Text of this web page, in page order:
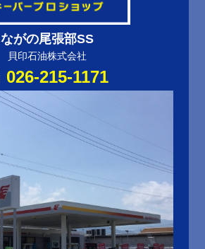
ながの尾張部SS
貝印石油株式会社
026-215-1171